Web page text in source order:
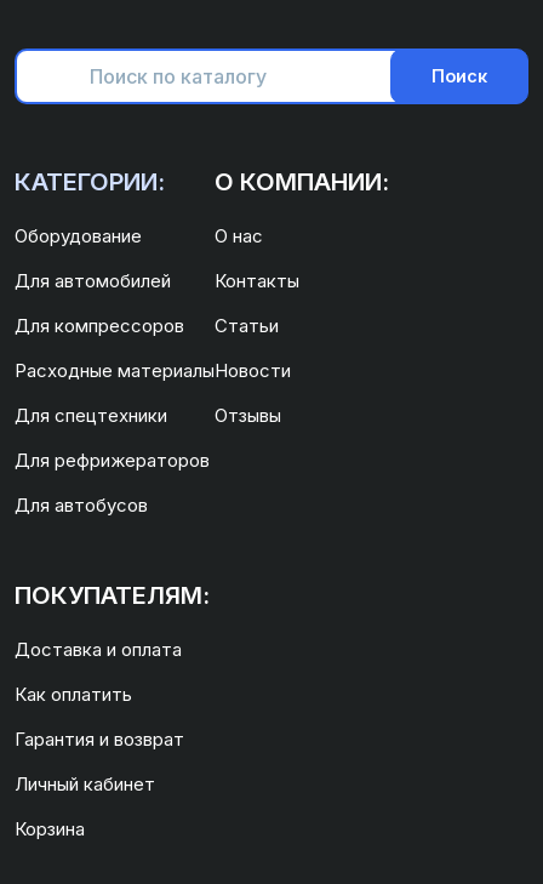
Поиск
КАТЕГОРИИ:
Оборудование
Для автомобилей
Для компрессоров
Расходные материалы
Для спецтехники
Для рефрижераторов
Для автобусов
О КОМПАНИИ:
О нас
Контакты
Статьи
Новости
Отзывы
ПОКУПАТЕЛЯМ:
Доставка и оплата
Как оплатить
Гарантия и возврат
Личный кабинет
Корзина